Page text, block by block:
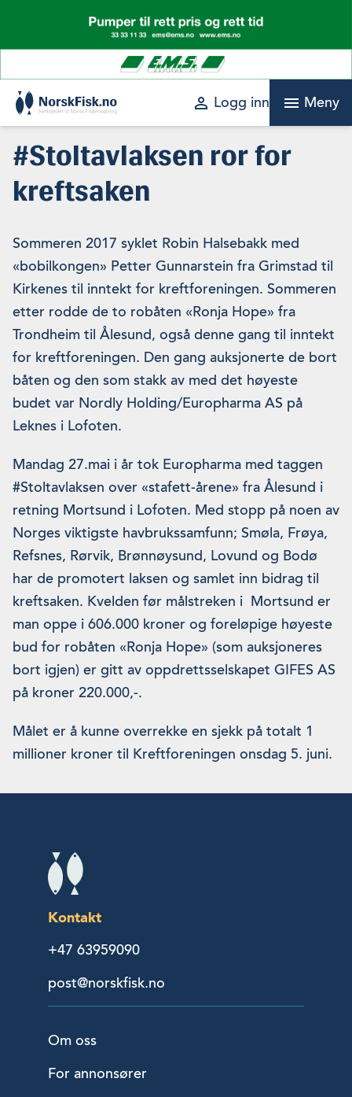
content
perm_identity Logg inn menu Meny
#Stoltavlaksen ror for
kreftsaken
Sommeren 2017 syklet Robin Halsebakk med
«bobilkongen» Petter Gunnarstein fra Grimstad til
Kirkenes til inntekt for kreftforeningen. Sommeren
etter rodde de to robåten «Ronja Hope» fra
Trondheim til Ålesund, også denne gang til inntekt
for kreftforeningen. Den gang auksjonerte de bort
båten og den som stakk av med det høyeste
budet var Nordly Holding/Europharma AS på
Leknes i Lofoten.
Mandag 27.mai i år tok Europharma med taggen
#Stoltavlaksen over «stafett-årene» fra Ålesund i
retning Mortsund i Lofoten. Med stopp på noen av
Norges viktigste havbrukssamfunn; Smøla, Frøya,
Refsnes, Rørvik, Brønnøysund, Lovund og Bodø
har de promotert laksen og samlet inn bidrag til
kreftsaken. Kvelden før målstreken i Mortsund er
man oppe i 606.000 kroner og foreløpige høyeste
bud for robåten «Ronja Hope» (som auksjoneres
bort igjen) er gitt av oppdrettsselskapet GIFES AS
på kroner 220.000,-.
Målet er å kunne overrekke en sjekk på totalt 1
millioner kroner til Kreftforeningen onsdag 5. juni.
Kontakt
+47 63959090
post@norskfisk.no
Om oss
For annonsører